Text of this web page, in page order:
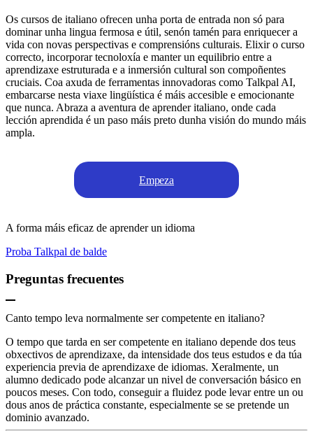
Os cursos de italiano ofrecen unha porta de entrada non só para
dominar unha lingua fermosa e útil, senón tamén para enriquecer a
vida con novas perspectivas e comprensións culturais. Elixir o curso
correcto, incorporar tecnoloxía e manter un equilibrio entre a
aprendizaxe estruturada e a inmersión cultural son compoñentes
cruciais. Coa axuda de ferramentas innovadoras como Talkpal AI,
embarcarse nesta viaxe lingüística é máis accesible e emocionante
que nunca. Abraza a aventura de aprender italiano, onde cada
lección aprendida é un paso máis preto dunha visión do mundo máis
ampla.
Empeza
A forma máis eficaz de aprender un idioma
Proba Talkpal de balde
Preguntas frecuentes
Canto tempo leva normalmente ser competente en italiano?
O tempo que tarda en ser competente en italiano depende dos teus
obxectivos de aprendizaxe, da intensidade dos teus estudos e da túa
experiencia previa de aprendizaxe de idiomas. Xeralmente, un
alumno dedicado pode alcanzar un nivel de conversación básico en
poucos meses. Con todo, conseguir a fluidez pode levar entre un ou
dous anos de práctica constante, especialmente se se pretende un
dominio avanzado.